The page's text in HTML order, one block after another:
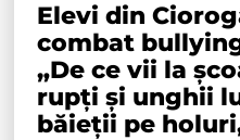
Elevi din
combat
„De ce vii la
rupți și unghii
băieții pe